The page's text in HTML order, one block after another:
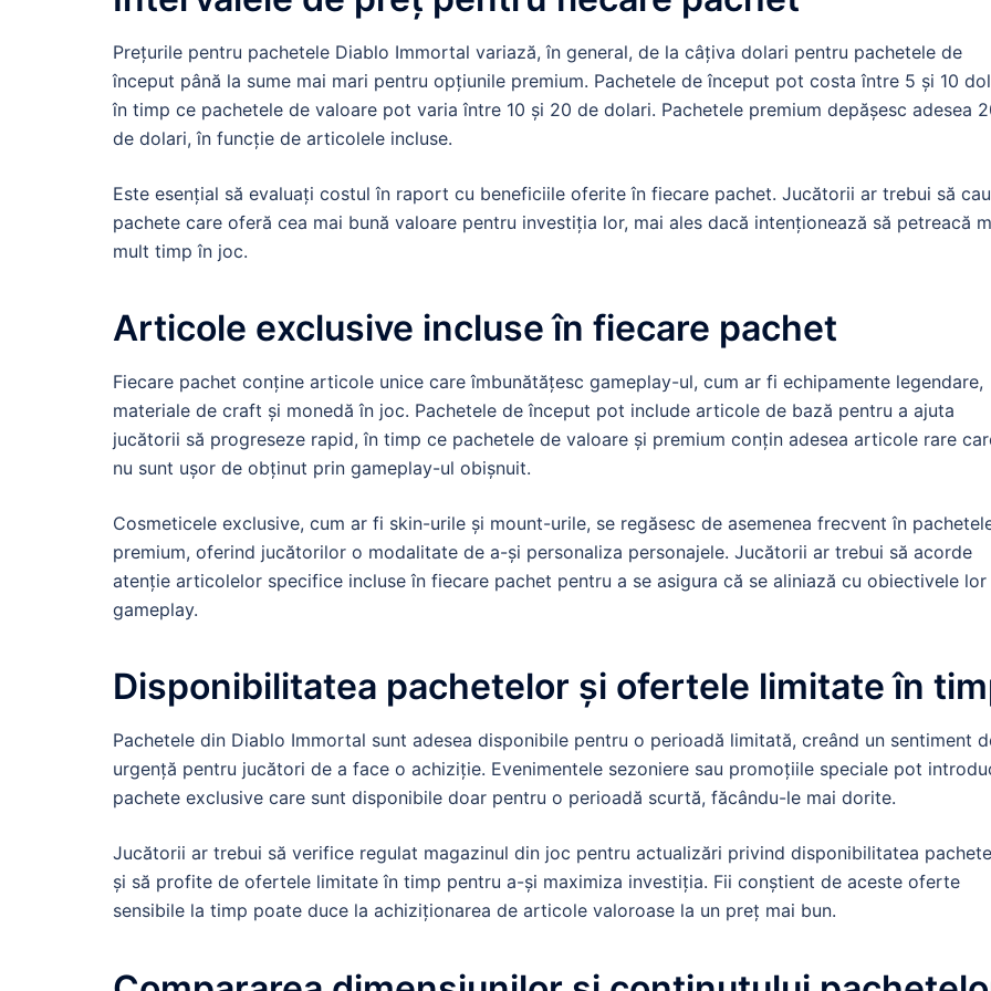
Prețurile pentru pachetele Diablo Immortal variază, în general, de la câțiva dolari pentru pachetele de
început până la sume mai mari pentru opțiunile premium. Pachetele de început pot costa între 5 și 10
în timp ce pachetele de valoare pot varia între 10 și 20 de dolari. Pachetele premium depășesc adesea
de dolari, în funcție de articolele incluse.
Este esențial să evaluați costul în raport cu beneficiile oferite în fiecare pachet. Jucătorii ar trebui să
pachete care oferă cea mai bună valoare pentru investiția lor, mai ales dacă intenționează să petreacă
mult timp în joc.
Articole exclusive incluse în fiecare pachet
Fiecare pachet conține articole unice care îmbunătățesc gameplay-ul, cum ar fi echipamente legendare,
materiale de craft și monedă în joc. Pachetele de început pot include articole de bază pentru a ajuta
jucătorii să progreseze rapid, în timp ce pachetele de valoare și premium conțin adesea articole rare
nu sunt ușor de obținut prin gameplay-ul obișnuit.
Cosmeticele exclusive, cum ar fi skin-urile și mount-urile, se regăsesc de asemenea frecvent în
premium, oferind jucătorilor o modalitate de a-și personaliza personajele. Jucătorii ar trebui să acorde
atenție articolelor specifice incluse în fiecare pachet pentru a se asigura că se aliniază cu obiectivele lor
gameplay.
Disponibilitatea pachetelor și ofertele limitate în
Pachetele din Diablo Immortal sunt adesea disponibile pentru o perioadă limitată, creând un sentiment
urgență pentru jucători de a face o achiziție. Evenimentele sezoniere sau promoțiile speciale pot
pachete exclusive care sunt disponibile doar pentru o perioadă scurtă, făcându-le mai dorite.
Jucătorii ar trebui să verifice regulat magazinul din joc pentru actualizări privind disponibilitatea
și să profite de ofertele limitate în timp pentru a-și maximiza investiția. Fii conștient de aceste oferte
sensibile la timp poate duce la achiziționarea de articole valoroase la un preț mai bun.